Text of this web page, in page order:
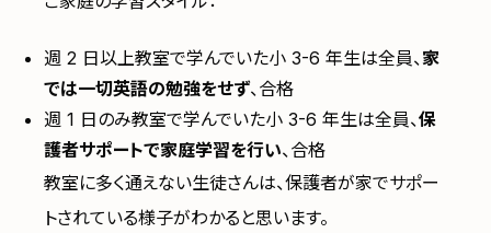
週 2 日以上教室で学んでいた小 3-6 年生は全員、家
では一切英語の勉強をせず、合格
週 1 日のみ教室で学んでいた小 3-6 年生は全員、保
護者サポートで家庭学習を行い、合格
教室に多く通えない生徒さんは、保護者が家でサポー
トされている様子がわかると思います。